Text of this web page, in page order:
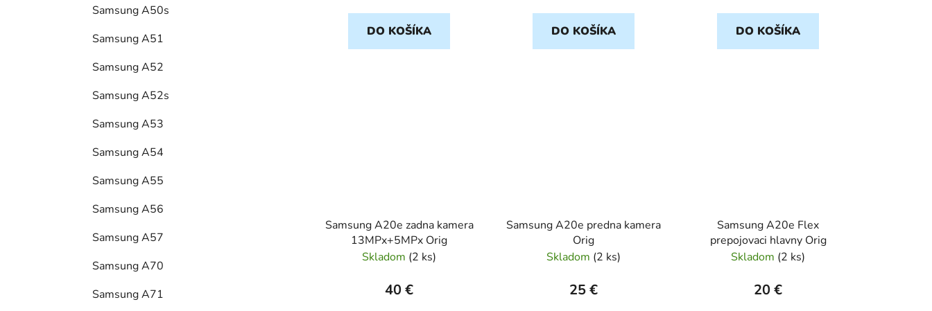
Samsung A50s
Samsung A51
Samsung A52
Samsung A52s
Samsung A53
Samsung A54
Samsung A55
Samsung A56
Samsung A57
Samsung A70
Samsung A71
DO KOŠÍKA DO KOŠÍKA DO KOŠÍKA
Samsung A20e zadna kamera
13MPx+5MPx Orig
Skladom (2 ks)
40 €
Samsung A20e predna kamera
Orig
Skladom (2 ks)
25 €
Samsung A20e Flex
prepojovaci hlavny Orig
Skladom (2 ks)
20 €